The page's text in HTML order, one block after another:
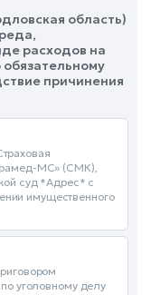
область)
расходов на
причинения
МС» (СМК),
суд *Адрес* с
имущественного
уголовному делу